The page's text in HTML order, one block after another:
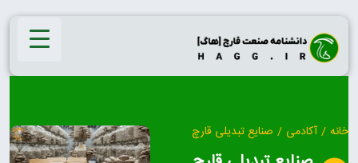
Skip
content
خانه / آکادمی / صنایع تبدیلی قارچ